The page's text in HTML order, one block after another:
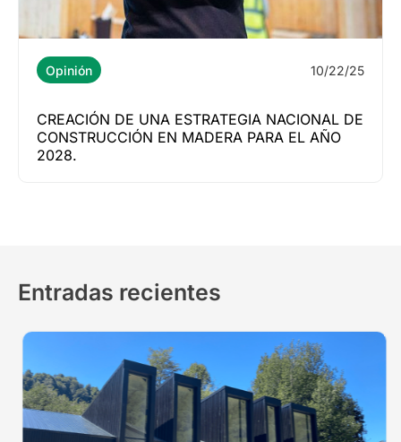
Opinión 10/22/25
CREACIÓN DE UNA ESTRATEGIA NACIONAL DE
CONSTRUCCIÓN EN MADERA PARA EL AÑO
2028.
Entradas recientes